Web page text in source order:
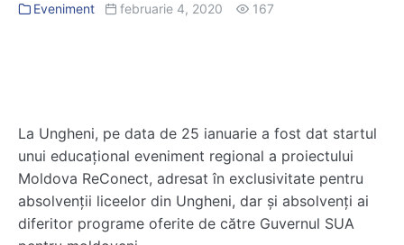
Eveniment februarie 4, 2020 167
La Ungheni, pe data de 25 ianuarie a fost dat startul
unui educațional eveniment regional a proiectului
Moldova ReConect, adresat în exclusivitate pentru
absolvenții liceelor din Ungheni, dar și absolvenți ai
diferitor programe oferite de către Guvernul SUA